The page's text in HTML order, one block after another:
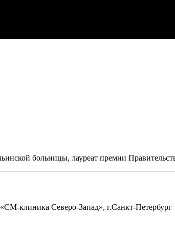
больницы, лауреат премии
клиника Северо-Запад», г.Санкт-Петербург